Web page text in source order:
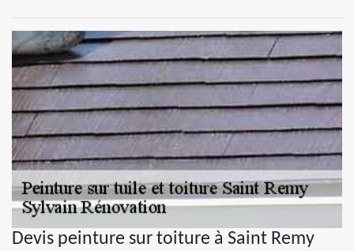
Devis peinture sur toiture à Saint Remy